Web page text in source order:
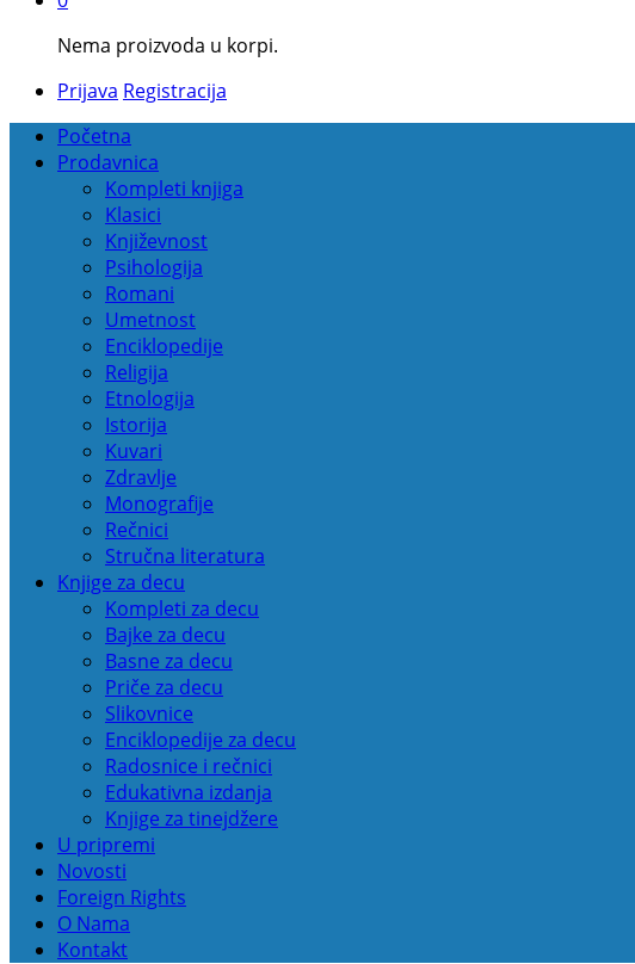
Nema proizvoda u korpi.
Prijava Registracija
Početna
Prodavnica
Kompleti knjiga
Klasici
Književnost
Psihologija
Romani
Umetnost
Enciklopedije
Religija
Etnologija
Istorija
Kuvari
Zdravlje
Monografije
Rečnici
Stručna literatura
Knjige za decu
Kompleti za decu
Bajke za decu
Basne za decu
Priče za decu
Slikovnice
Enciklopedije za decu
Radosnice i rečnici
Edukativna izdanja
Knjige za tinejdžere
U pripremi
Novosti
Foreign Rights
O Nama
Kontakt